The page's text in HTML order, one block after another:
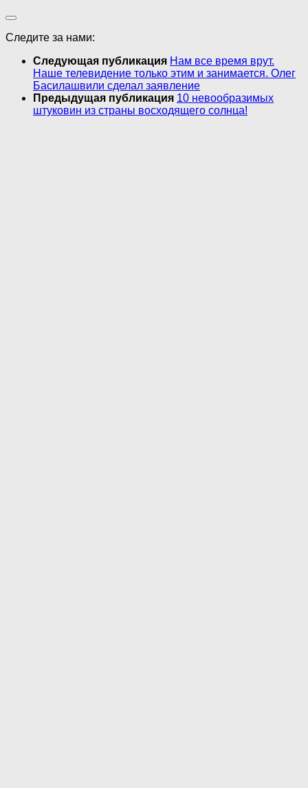
Следите за нами:
Следующая публикация Нам все время врут.
Наше телевидение только этим и занимается. Олег
Басилашвили сделал заявление
Предыдущая публикация 10 невообразимых
штуковин из страны восходящего солнца!